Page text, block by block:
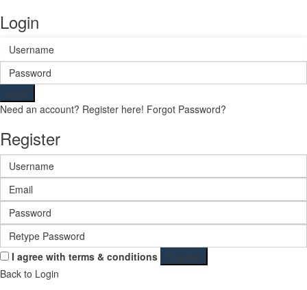
Login
Login
Need an account? Register here! Forgot Password?
Register
I agree with terms & conditions
Register
Back to Login